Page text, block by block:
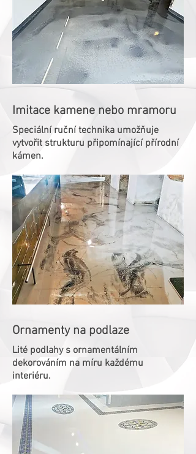
Imitace kamene nebo mramoru
Speciální ruční technika umožňuje
vytvořit strukturu připomínající přírodní
kámen.
Ornamenty na podlaze
Lité podlahy s ornamentálním
dekorováním na míru každému
interiéru.